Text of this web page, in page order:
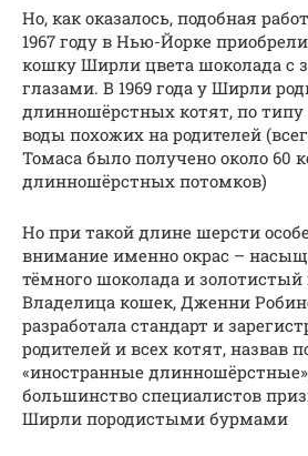
Но, как оказалось, подобная
1967 году в Нью-Йорке
кошку Ширли цвета шоколада с
глазами. В 1969 года у Ширли
длинношёрстных котят, по типу
воды похожих на родителей
Томаса было получено около 60
длинношёрстных потомков)
Но при такой длине шерсти
внимание именно окрас –
тёмного шоколада и золотистый
Владелица кошек, Дженни
разработала стандарт и
родителей и всех котят, назвав
«иностранные
большинство специалистов
Ширли породистыми бурмами